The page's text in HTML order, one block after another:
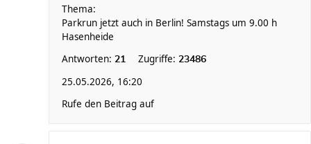
Thema:
Parkrun jetzt auch in Berlin! Samstags um 9.00 h
Hasenheide
Antworten: 21 Zugriffe: 23486
25.05.2026, 16:20
Rufe den Beitrag auf